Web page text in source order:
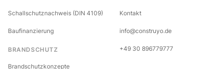
Schallschutznachweis (DIN 4109)
Baufinanzierung
BRANDSCHUTZ
Brandschutzkonzepte
Kontakt
info@construyo.de
+49 30 896779777